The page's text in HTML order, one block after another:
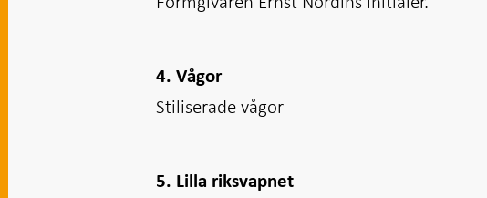
4. Vågor
Stiliserade vågor
5. Lilla riksvapnet